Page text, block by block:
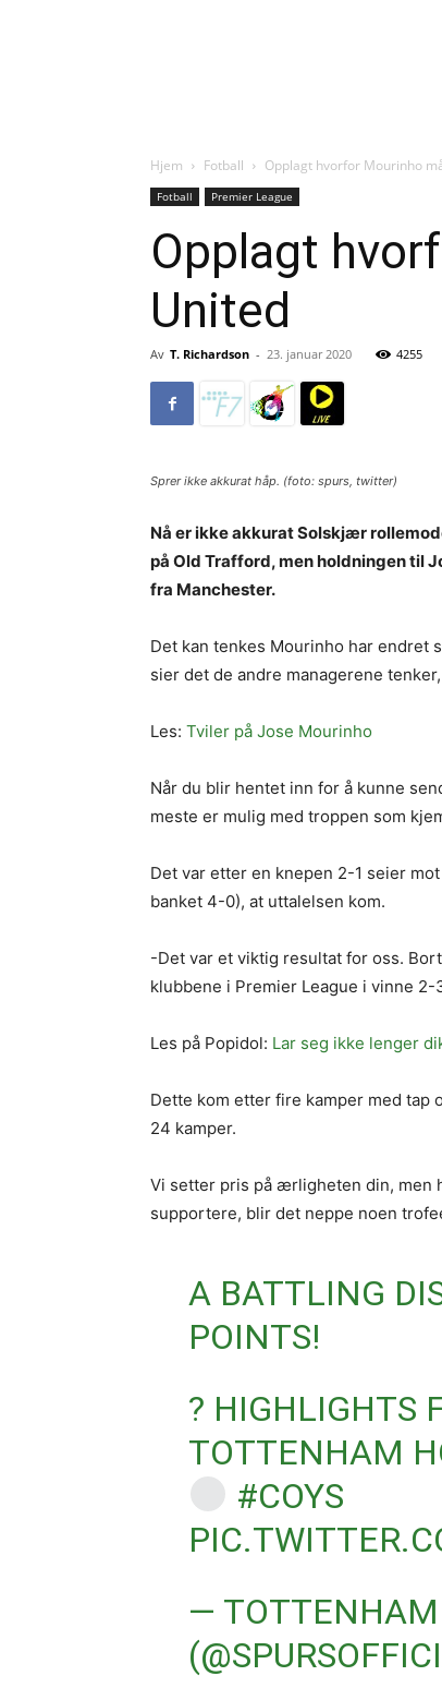
Hjem Fotball Opplagt hvorfor Mourinho
Fotball Premier League
Opplagt
United
Av T. Richardson - 23. januar 2020 4255
Sprer ikke akkurat håp. (foto: spurs, twitter)
Nå er ikke akkurat Solskjær
på Old Trafford, men holdningen til
fra Manchester.
Det kan tenkes Mourinho har endret
sier det de andre managerene
Les: Tviler på Jose Mourinho
Når du blir hentet inn for å kunne
meste er mulig med troppen som
Det var etter en knepen 2-1 seier
banket 4-0), at uttalelsen kom.
-Det var et viktig resultat for oss.
klubbene i Premier League i vinne
Les på Popidol: Lar seg ikke lenger
Dette kom etter fire kamper med tap
24 kamper.
Vi setter pris på ærligheten din, men
supportere, blir det neppe noen
A BATTLING
POINTS!
? HIGHLIGHTS
TOTTENHAM
#COYS
— TOTTENHAM